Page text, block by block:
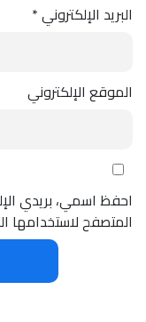
البريد الإلكتروني*
الموقع الإلكتروني
احفظ اسمي، بريدي
المتصفح لاستخدامها